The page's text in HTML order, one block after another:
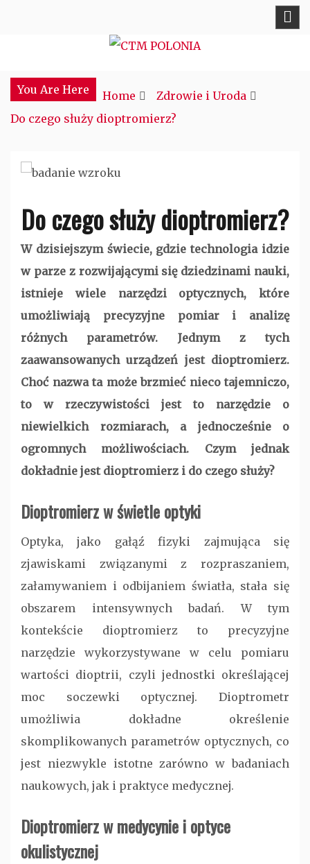
CTM POLONIA
You Are Here
Home
Zdrowie i Uroda
Do czego służy dioptromierz?
Do czego służy dioptromierz?
W dzisiejszym świecie, gdzie technologia idzie
w parze z rozwijającymi się dziedzinami nauki,
istnieje wiele narzędzi optycznych, które
umożliwiają precyzyjne pomiar i analizę
różnych parametrów. Jednym z tych
zaawansowanych urządzeń jest dioptromierz.
Choć nazwa ta może brzmieć nieco tajemniczo,
to w rzeczywistości jest to narzędzie o
niewielkich rozmiarach, a jednocześnie o
ogromnych możliwościach. Czym jednak
dokładnie jest dioptromierz i do czego służy?
Dioptromierz w świetle optyki
Optyka, jako gałąź fizyki zajmująca się
zjawiskami związanymi z rozpraszaniem,
załamywaniem i odbijaniem światła, stała się
obszarem intensywnych badań. W tym
kontekście dioptromierz to precyzyjne
narzędzie wykorzystywane w celu pomiaru
wartości dioptrii, czyli jednostki określającej
moc soczewki optycznej. Dioptrometr
umożliwia dokładne określenie
skomplikowanych parametrów optycznych, co
jest niezwykle istotne zarówno w badaniach
naukowych, jak i praktyce medycznej.
Dioptromierz w medycynie i optyce
okulistycznej